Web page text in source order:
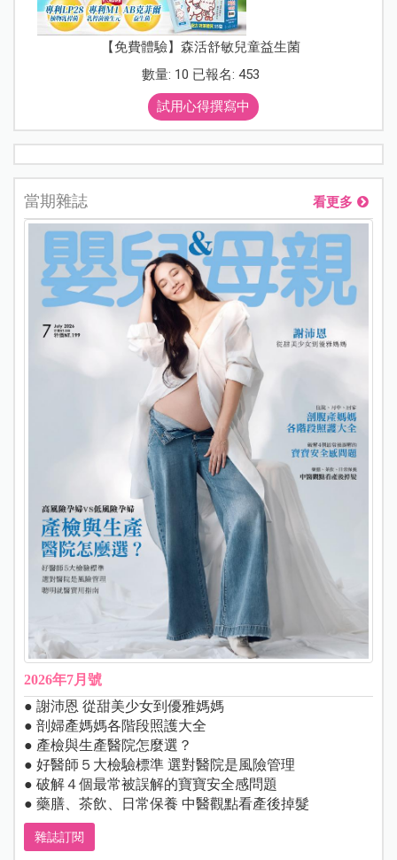
【免費體驗】森活舒敏兒童益生菌
數量: 10 已報名: 453
試用心得撰寫中
當期雜誌 看更多
2026年7月號
● 謝沛恩 從甜美少女到優雅媽媽
● 剖婦產媽媽各階段照護大全
● 產檢與生產醫院怎麼選？
● 好醫師５大檢驗標準 選對醫院是風險管理
● 破解４個最常被誤解的寶寶安全感問題
● 藥膳、茶飲、日常保養 中醫觀點看產後掉髮
雜誌訂閱